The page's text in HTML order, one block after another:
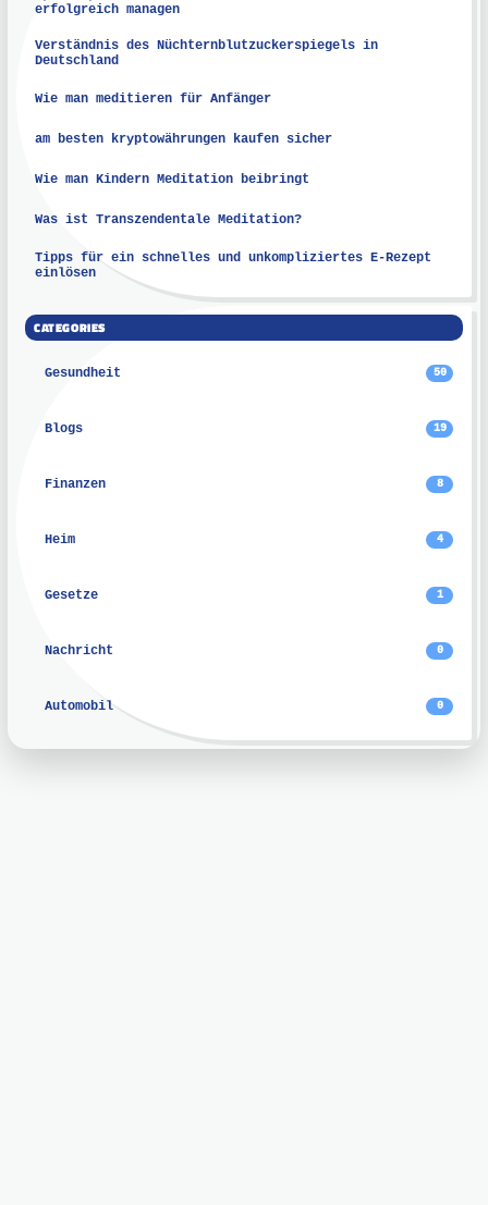
erfolgreich managen
Verständnis des Nüchternblutzuckerspiegels in
Deutschland
Wie man meditieren für Anfänger
am besten kryptowährungen kaufen sicher
Wie man Kindern Meditation beibringt
Was ist Transzendentale Meditation?
Tipps für ein schnelles und unkompliziertes E-Rezept
einlösen
CATEGORIES
Gesundheit 50
Blogs 19
Finanzen 8
Heim 4
Gesetze 1
Nachricht 0
Automobil 0